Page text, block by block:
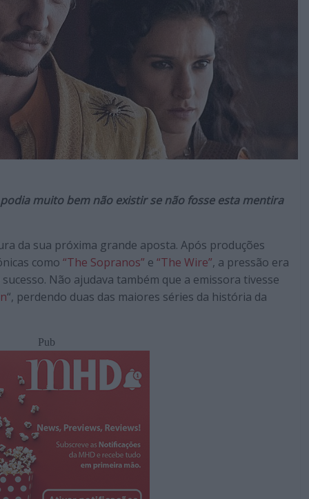
muito bem não existir se não fosse esta mentira
da sua próxima grande aposta. Após produções
como “The Sopranos” e “The Wire”, a pressão era
Não ajudava também que a emissora tivesse
“, perdendo duas das maiores séries da história da
Pub